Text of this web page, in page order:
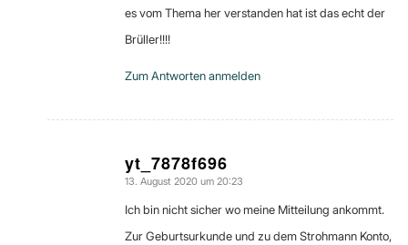
es vom Thema her verstanden hat ist das echt der
Brüller!!!!
Zum Antworten anmelden
yt_7878f696
sagte:
13. August 2020 um 20:23
Ich bin nicht sicher wo meine Mitteilung ankommt.
Zur Geburtsurkunde und zu dem Strohmann Konto,